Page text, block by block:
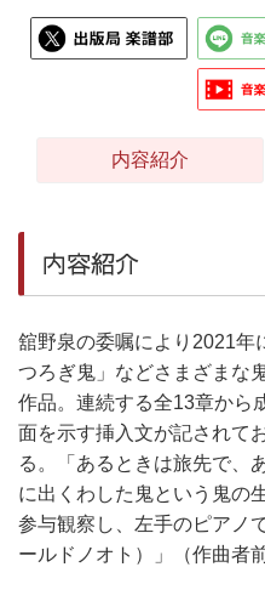
内容紹介
内容紹介
舘野泉の委嘱により2021年
つろぎ鬼」などさまざまな
作品。連続する全13章から
面を示す挿入文が記されて
る。「あるときは旅先で、
に出くわした鬼という鬼の
参与観察し、左手のピアノ
ールドノオト）」（作曲者